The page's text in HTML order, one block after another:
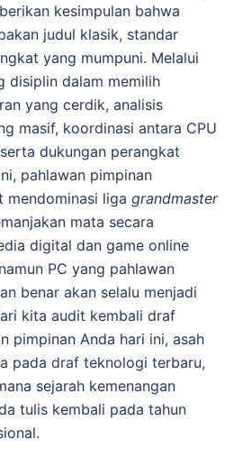
kesimpulan bahwa
judul klasik, standar
yang mumpuni. Melalui
disiplin dalam memilih
yang cerdik, analisis
masif, koordinasi antara CPU
dukungan perangkat
pahlawan pimpinan
mendominasi liga grandmaster
mata secara
digital dan game online
PC yang pahlawan
benar akan selalu menjadi
kita audit kembali draf
pimpinan Anda hari ini, asah
pada draf teknologi terbaru,
sejarah kemenangan
tulis kembali pada tahun